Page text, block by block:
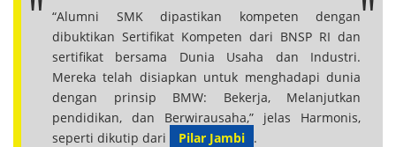
“Alumni SMK dipastikan kompeten dengan
dibuktikan Sertifikat Kompeten dari BNSP RI dan
sertifikat bersama Dunia Usaha dan Industri.
Mereka telah disiapkan untuk menghadapi dunia
dengan prinsip BMW: Bekerja, Melanjutkan
pendidikan, dan Berwirausaha,” jelas Harmonis,
seperti dikutip dari
Pilar Jambi .